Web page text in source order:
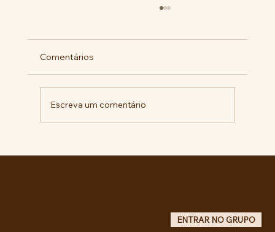
Comentários
Escreva um comentário
ENTRAR NO GRUPO